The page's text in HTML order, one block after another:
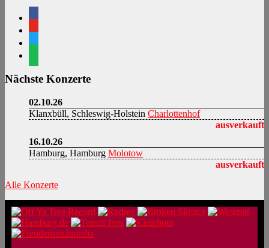
Nächste Konzerte
02.10.26
Klanxbüll, Schleswig-Holstein Charlottenhof
ausverkauft
16.10.26
Hamburg, Hamburg Molotow
ausverkauft
Alle Konzerte